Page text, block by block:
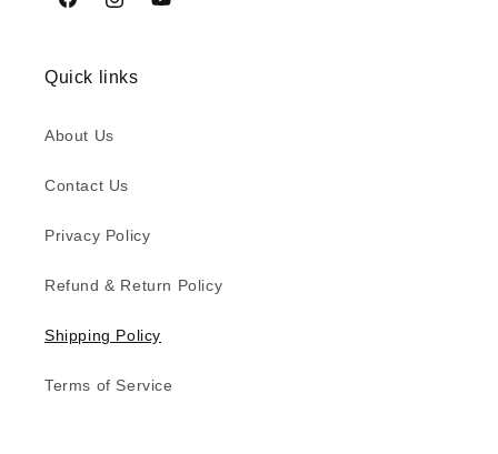
FacebookInstagramYouTube
Quick links
About Us
Contact Us
Privacy Policy
Refund & Return Policy
Shipping Policy
Terms of Service